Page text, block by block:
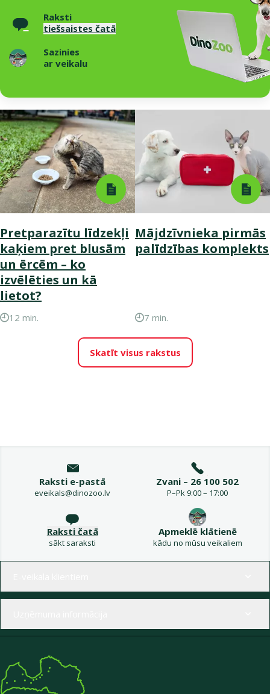
Raksti
tiešsaistes čatā
Sazinies
ar veikalu
Pretparazītu līdzekļi
kaķiem pret blusām
un ērcēm – ko
izvēlēties un kā
lietot?
12 min.
Mājdzīvnieka pirmās
palīdzības komplekts
7 min.
Skatīt visus rakstus
Raksti e-pastā
eveikals@dinozoo.lv
Zvani – 26 100 502
P–Pk 9:00 – 17:00
Raksti čatā
sākt saraksti
Apmeklē klātienē
kādu no mūsu veikaliem